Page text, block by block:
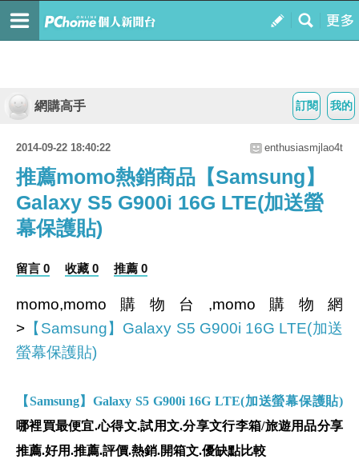
我的
訂閱
網購高手
2014-09-22 18:40:22 enthusiasmjlao4t
推薦momo熱銷商品【Samsung】
Galaxy S5 G900i 16G LTE(加送螢
幕保護貼)
留言 0 收藏 0 推薦 0
momo,momo購物台,momo購物網
> 【Samsung】Galaxy S5 G900i 16G LTE(加送
螢幕保護貼)
【Samsung】Galaxy S5 G900i 16G LTE(加送螢幕保護貼)
哪裡買最便宜.心得文.試用文.分享文行李箱/旅遊用品分享
推薦.好用.推薦.評價.熱銷.開箱文.優缺點比較